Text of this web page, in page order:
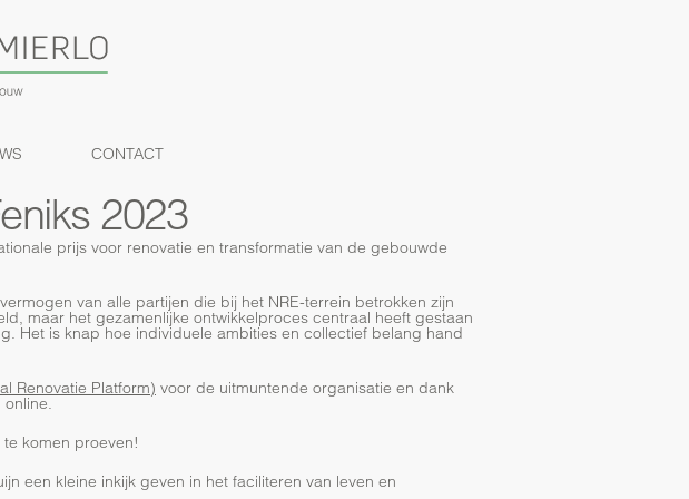
CONTACT
2023
prijs voor renovatie en transformatie van de gebouwde
van alle partijen die bij het NRE-terrein betrokken zijn
maar het gezamenlijke ontwikkelproces centraal heeft gestaan
Het is knap hoe individuele ambities en collectief belang hand
Renovatie Platform) voor de uitmuntende organisatie en dank
komen proeven!
een kleine inkijk geven in het faciliteren van leven en